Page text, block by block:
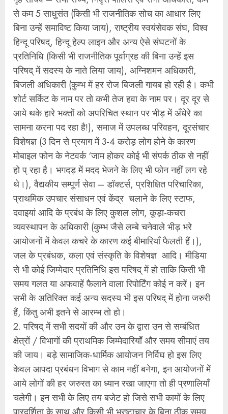
से कम 5 साधुसंत (किसी भी राजनीतिक सोच का आधार लिए
बिना उन्हें समाविष्ट किया जाय), राष्ट्रीय स्वयंसेवक संघ, विश्व
हिन्दू परिषद्, हिन्दू हेल्प लाइन और अन्य ऐसे संघटनों के
प्रतिनिधि (किसी भी राजनीतिक पूर्वाग्रह की बिना उन्हें इस
परिषद् में सदस्य के नाते लिया जाय), अग्निशमन अधिकारी,
बिजली अधिकारी (कुम्भ में हर रोज बिजली गायब हो रही है। कभी
शोर्ट सर्किट के नाम पर तो कभी तेज हवा के नाम पर। दूर दूर से
आये थके हारे भक्तों को अपरिचित स्थान पर भीड़ में अँधेरे का
सामना करना पद रहा है!), समाज में उपलब्ध परिवहन, दूरसंचार
विशेषज्ञ (3 दिन से प्रयाग में 3-4 करोड़ लोग होने के कारण
मोबाइल फोन के नेटवर्क ‘जाम होकर कोई भी संपर्क ठीक से नहीं
हो प् रहा है। भगदड़ में मदद भेजने के लिए भी फोन नहीं लग रहे
थे।), वैद्यकीय सम्पूर्ण सेवा – डॉक्टर्स, प्रशिक्षित परिचारिका,
प्राथमिक उपचार संसाधन एवं केंद्र चलाने के लिए स्टाफ,
दवाइयां आदि के प्रबंध के लिए कुशल लोग, कूड़ा-कचरा
व्यवस्थापन के अधिकारी (कुम्भ जैसे लम्बे चनेवाले भीड़ भरे
आयोजनों में केवल कचरे के कारण कई बीमारियाँ फैलती हैं।),
जल के प्रबंधक, कला एवं संस्कृति के विशेषज्ञ आदि। मीडिया
से भी कोई जिम्मेदार प्रतिनिधि इस परिषद् में हो ताकि किसी भी
समय गलत या अफवाहें फैलाने वाला रिपोर्टिंग कोई न करें। इन
सभी के अतिरिक्त कई अन्य सदस्य भी इस परिषद् में होना जरुरी
हैं, किंतु अभी इतने से आरम्भ तो हो।
2. परिषद् में सभी सदयों की और उन के द्वारा उन से सम्बंधित
क्षेत्रों / विभागों की प्राथमिक जिम्मेदारियाँ और समय सीमाएं तय
की जाय। बड़े सामाजिक-धार्मिक आयोजन निर्विघ हो इस लिए
केवल आपदा प्रबंधन विभाग से काम नहीं बनेगा, इन आयोजनों में
आये लोगों की हर जरुरत का ध्यान रखा जाएगा तो ही प्रणालियाँ
चलेगी। इन सभी के लिए तय बजेट हो जिसे सभी कामों के लिए